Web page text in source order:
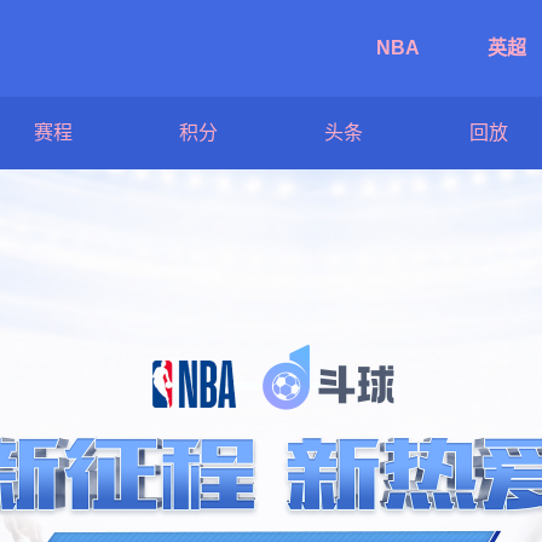
NBA 英超
赛程 积分 头条 回放